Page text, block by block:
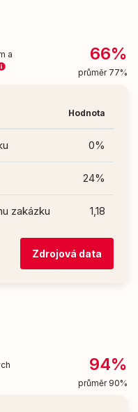
a
66%
průměr 77%
Hodnota
0%
24%
zakázku 1,18
Zdrojová data
94%
průměr 90%